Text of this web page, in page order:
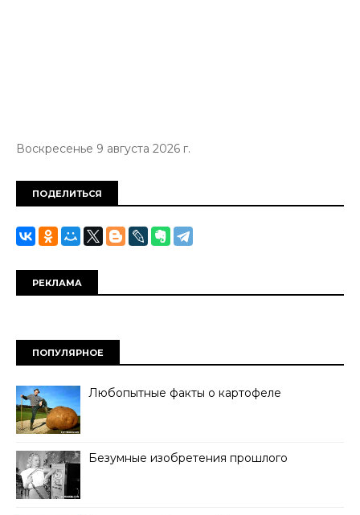
Воскресенье 9 августа 2026 г.
ПОДЕЛИТЬСЯ
РЕКЛАМА
ПОПУЛЯРНОЕ
Любопытные факты о картофеле
Безумные изобретения прошлого